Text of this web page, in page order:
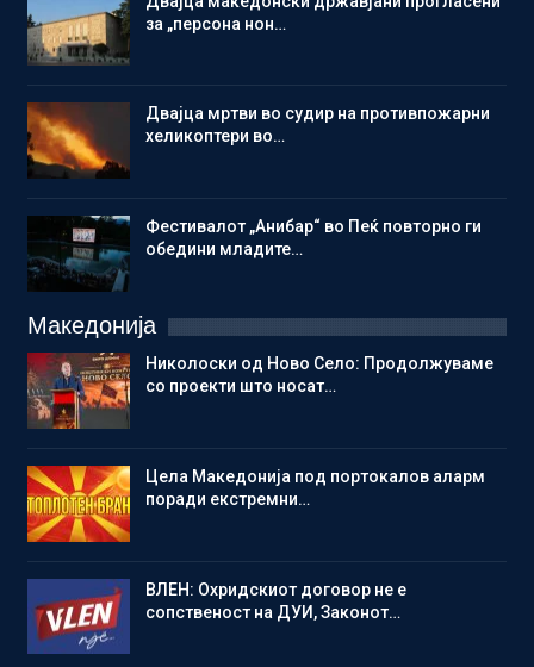
за „персона нон…
Двајца мртви во судир на противпожарни
хеликоптери во…
Фестивалот „Анибар“ во Пеќ повторно ги
обедини младите…
Македонија
Николоски од Ново Село: Продолжуваме
со проекти што носат…
Цела Македонија под портокалов аларм
поради екстремни…
ВЛЕН: Охридскиот договор не е
сопственост на ДУИ, Законот…